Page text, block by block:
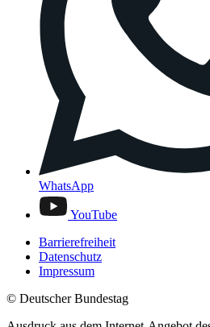
WhatsApp
YouTube
Barrierefreiheit
Datenschutz
Impressum
© Deutscher Bundestag